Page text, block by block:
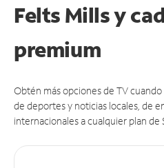
Felts Mills y
premium
Obtén más opciones de TV
de deportes y noticias locales, de
internacionales a cualquier plan de